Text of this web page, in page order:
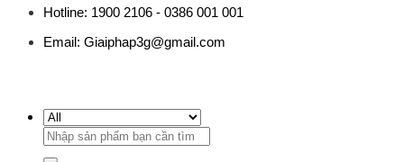
Hotline: 1900 2106 - 0386 001 001
Email: Giaiphap3g@gmail.com
Tìm
kiếm: